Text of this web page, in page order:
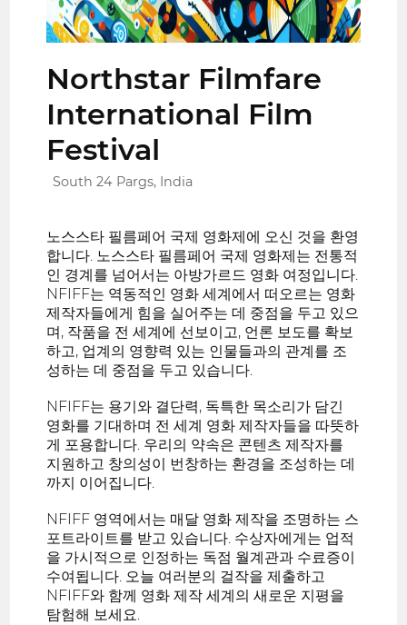
Northstar Filmfare
International Film
Festival
South 24 Pargs, India
노스스타 필름페어 국제 영화제에 오신 것을 환영
합니다. 노스스타 필름페어 국제 영화제는 전통적
인 경계를 넘어서는 아방가르드 영화 여정입니다.
NFIFF는 역동적인 영화 세계에서 떠오르는 영화
제작자들에게 힘을 실어주는 데 중점을 두고 있으
며, 작품을 전 세계에 선보이고, 언론 보도를 확보
하고, 업계의 영향력 있는 인물들과의 관계를 조
성하는 데 중점을 두고 있습니다.
NFIFF는 용기와 결단력, 독특한 목소리가 담긴
영화를 기대하며 전 세계 영화 제작자들을 따뜻하
게 포용합니다. 우리의 약속은 콘텐츠 제작자를
지원하고 창의성이 번창하는 환경을 조성하는 데
까지 이어집니다.
NFIFF 영역에서는 매달 영화 제작을 조명하는 스
포트라이트를 받고 있습니다. 수상자에게는 업적
을 가시적으로 인정하는 독점 월계관과 수료증이
수여됩니다. 오늘 여러분의 걸작을 제출하고
NFIFF와 함께 영화 제작 세계의 새로운 지평을
탐험해 보세요.